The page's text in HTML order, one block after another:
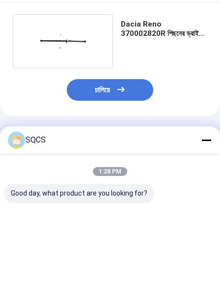
Dacia Reno
370002820R পিছনের ড্রাইভ
চালিয়ে
প্রস্তাবিত পণ্য
SQCS
1:28 PM
Good day, what product are you looking for?